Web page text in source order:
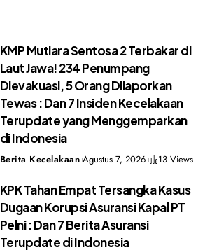
KMP Mutiara Sentosa 2 Terbakar di
Laut Jawa! 234 Penumpang
Dievakuasi, 5 Orang Dilaporkan
Tewas : Dan 7 Insiden Kecelakaan
Terupdate yang Menggemparkan
di Indonesia
Berita Kecelakaan Agustus 7, 2026 13 Views
KPK Tahan Empat Tersangka Kasus
Dugaan Korupsi Asuransi Kapal PT
Pelni : Dan 7 Berita Asuransi
Terupdate di Indonesia